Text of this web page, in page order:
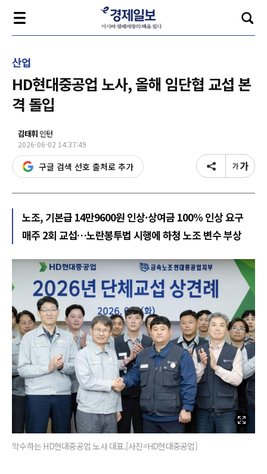
산업
HD현대중공업 노사, 올해 임단협 교섭 본
격 돌입
김태휘 인턴
2026-06-02 14:37:49
구글 검색 선호 출처로 추가
노조, 기본급 14만9600원 인상·상여금 100% 인상 요구
매주 2회 교섭…노란봉투법 시행에 하청 노조 변수 부상
악수하는 HD현대중공업 노사 대표.[사진=HD현대중공업]